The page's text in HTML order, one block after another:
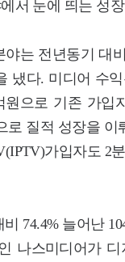
서 눈에 띄는 성
야는 전년동기 대
냈다. 미디어 수
원으로 기존 가입
로 질적 성장을 이
가입자도 2
74.4% 늘어난
나스미디어가 디